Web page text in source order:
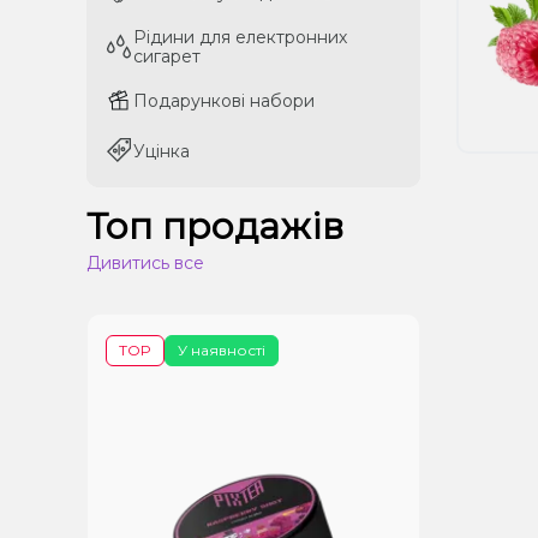
Рідини для електронних
сигарет
Подарункові набори
Уцінка
Рідини для електронних
сигарет
Подарункові набори
Уцінка
Топ продажів
Дивитись все
У наявності
TOP